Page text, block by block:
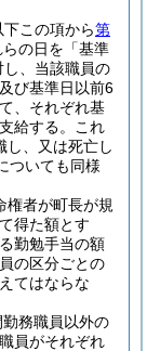
下この項から第
の日を「基準
、当該職員の
び基準日以前6
、それぞれ基
給する。
これ
し、又は死亡し
ついても同様
権者が町長が規
得た額とす
勤勉手当の額
の区分ごとの
てはならな
務職員以外の
員がそれぞれ